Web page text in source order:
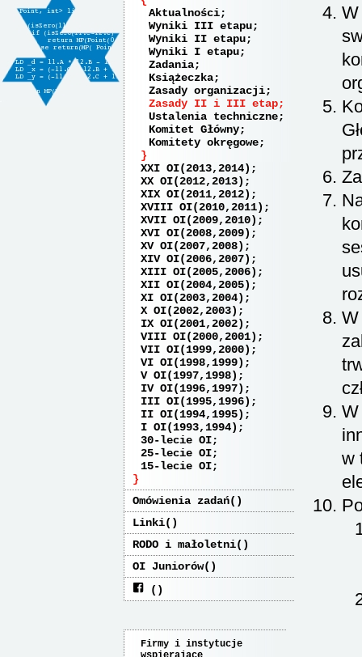
Aktualności
Wyniki III etapu
Wyniki II etapu
Wyniki I etapu
Zadania
Książeczka
Zasady organizacji
Zasady II i III etap
Ustalenia techniczne
Komitet Główny
Komitety okręgowe
XXI OI(2013,2014)
XX OI(2012,2013)
XIX OI(2011,2012)
XVIII OI(2010,2011)
XVII OI(2009,2010)
XVI OI(2008,2009)
XV OI(2007,2008)
XIV OI(2006,2007)
XIII OI(2005,2006)
XII OI(2004,2005)
XI OI(2003,2004)
X OI(2002,2003)
IX OI(2001,2002)
VIII OI(2000,2001)
VII OI(1999,2000)
VI OI(1998,1999)
V OI(1997,1998)
IV OI(1996,1997)
III OI(1995,1996)
II OI(1994,1995)
I OI(1993,1994)
30-lecie OI
25-lecie OI
15-lecie OI
Omówienia zadań
Linki
RODO i małoletni
OI Juniorów
Firmy i instytucje
w